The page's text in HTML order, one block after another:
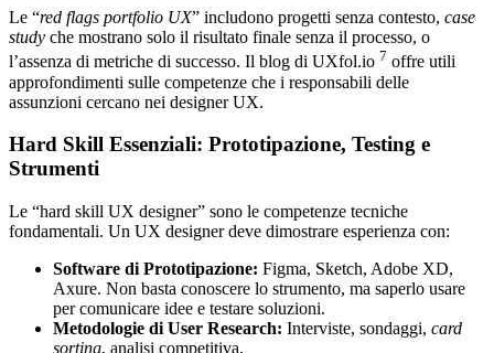
Le “red flags portfolio UX” includono progetti senza contesto, case
study che mostrano solo il risultato finale senza il processo, o
l’assenza di metriche di successo. Il blog di UXfol.io 7 offre utili
approfondimenti sulle competenze che i responsabili delle
assunzioni cercano nei designer UX.
Hard Skill Essenziali: Prototipazione, Testing e
Strumenti
Le “hard skill UX designer” sono le competenze tecniche
fondamentali. Un UX designer deve dimostrare esperienza con:
Software di Prototipazione: Figma, Sketch, Adobe XD,
Axure. Non basta conoscere lo strumento, ma saperlo usare
per comunicare idee e testare soluzioni.
Metodologie di User Research: Interviste, sondaggi, card
sorting, analisi competitiva.